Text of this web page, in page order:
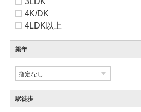
4K/DK
4LDK以上
築年
駅徒歩